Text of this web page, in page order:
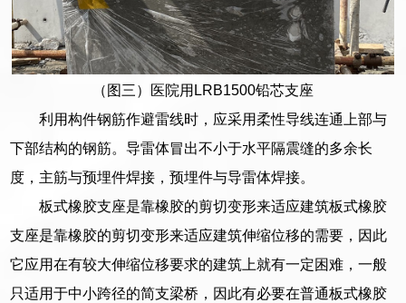
（图三）医院用LRB1500铅芯支座
利用构件钢筋作避雷线时，应采用柔性导线连通上部与
下部结构的钢筋。导雷体冒出不小于水平隔震缝的多余长
度，主筋与预埋件焊接，预埋件与导雷体焊接。
板式橡胶支座是靠橡胶的剪切变形来适应建筑板式橡胶
支座是靠橡胶的剪切变形来适应建筑伸缩位移的需要，因此
它应用在有较大伸缩位移要求的建筑上就有一定困难，一般
只适用于中小跨径的简支梁桥，因此有必要在普通板式橡胶